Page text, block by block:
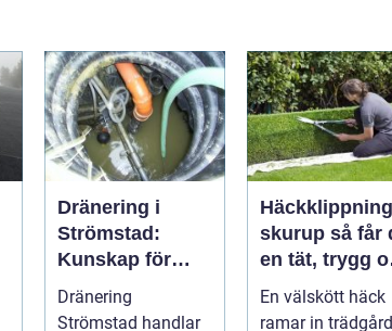
Dränering i
Strömstad:
Kunskap för
tryggare
husgrunder
Dränering
Strömstad handlar
Häckklippning
skurup så får du
en tät, trygg
snygg häck
En välskött häck
ramar in